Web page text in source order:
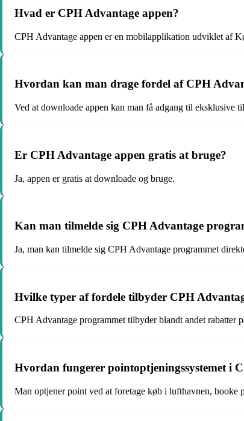
Hvad er CPH Advantage appen?
CPH Advantage appen er en mobilapplikation udviklet af
Hvordan kan man drage fordel af CPH
Ved at downloade appen kan man få adgang til eksklusive
Er CPH Advantage appen gratis at bruge?
Ja, appen er gratis at downloade og bruge.
Kan man tilmelde sig CPH Advantage
Ja, man kan tilmelde sig CPH Advantage programmet
Hvilke typer af fordele tilbyder CPH
CPH Advantage programmet tilbyder blandt andet rabatter
Hvordan fungerer pointoptjeningssystemet i
Man optjener point ved at foretage køb i lufthavnen, booke